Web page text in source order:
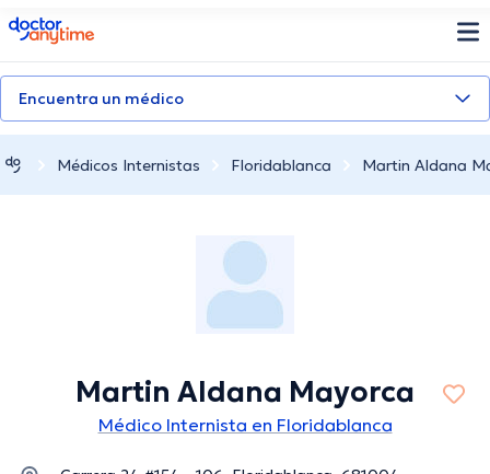
doctoranytime
Encuentra un médico
Médicos Internistas Floridablanca Martin Aldana
Martin Aldana Mayorca
Médico Internista en Floridablanca